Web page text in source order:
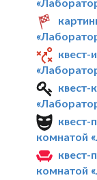
квест-
квест-
комнатой
квест-
комнатой